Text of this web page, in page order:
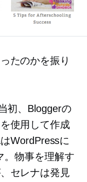
たのかを振り
初、Bloggerの
使用して作成
WordPressに
。物事を理解す
セレナは発見